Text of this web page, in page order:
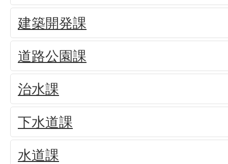
建築開発課
道路公園課
治水課
下水道課
水道課